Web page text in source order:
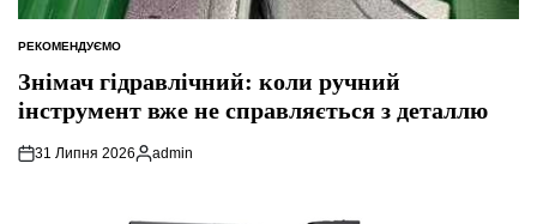
ОПУБЛІКУВАТИ
РЕКОМЕНДУЄМО
Знімач гідравлічний: коли ручний
інструмент вже не справляється з деталлю
31 Липня 2026
Опубліковано
admin